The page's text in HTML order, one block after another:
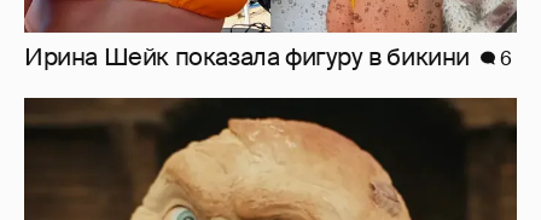
Нулевой рейтинг, мемы и "туалетный
юмор": в сети обсуждают провал "Колобка"